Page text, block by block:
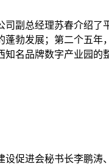
司副总经理苏春介绍
勃发展；第二个五
名品牌数字产业园的
促进会秘书长李鹏涛